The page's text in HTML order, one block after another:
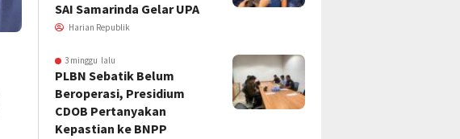
SAI Samarinda Gelar UPA
Harian Republik
3 minggu lalu
PLBN Sebatik Belum
Beroperasi, Presidium
CDOB Pertanyakan
Kepastian ke BNPP